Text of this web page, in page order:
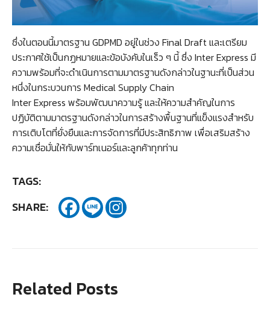
ซึ่งในตอนนี้มาตรฐาน GDPMD อยู่ในช่วง Final Draft และเตรียม
ประกาศใช้เป็นกฏหมายและข้อบังคับในเร็ว ๆ นี้ ซึ่ง Inter Express มี
ความพร้อมที่จะดำเนินการตามมาตรฐานดังกล่าวในฐานะที่เป็นส่วน
หนึ่งในกระบวนการ Medical Supply Chain
Inter Express พร้อมพัฒนาความรู้ และให้ความสำคัญในการ
ปฏิบัติตามมาตรฐานดังกล่าวในการสร้างพื้นฐานที่แข็งแรงสำหรับ
การเติบโตที่ยั่งยืนและการจัดการที่มีประสิทธิภาพ เพื่อเสริมสร้าง
ความเชื่อมั่นให้กับพาร์ทเนอร์และลูกค้าทุกท่าน
TAGS:
SHARE:
Related Posts